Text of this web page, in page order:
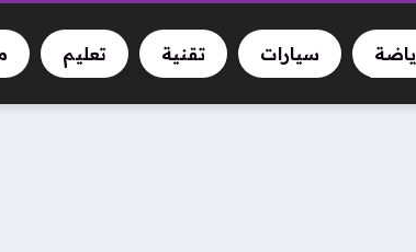
سيارات تقنية تعليم